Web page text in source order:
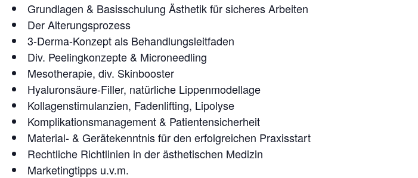
Grundlagen & Basisschulung Ästhetik für sicheres Arbeiten
Der Alterungsprozess
3-Derma-Konzept als Behandlungsleitfaden
Div. Peelingkonzepte & Microneedling
Mesotherapie, div. Skinbooster
Hyaluronsäure-Filler, natürliche Lippenmodellage
Kollagenstimulanzien, Fadenlifting, Lipolyse
Komplikationsmanagement & Patientensicherheit
Material- & Gerätekenntnis für den erfolgreichen Praxisstart
Rechtliche Richtlinien in der ästhetischen Medizin
Marketingtipps u.v.m.